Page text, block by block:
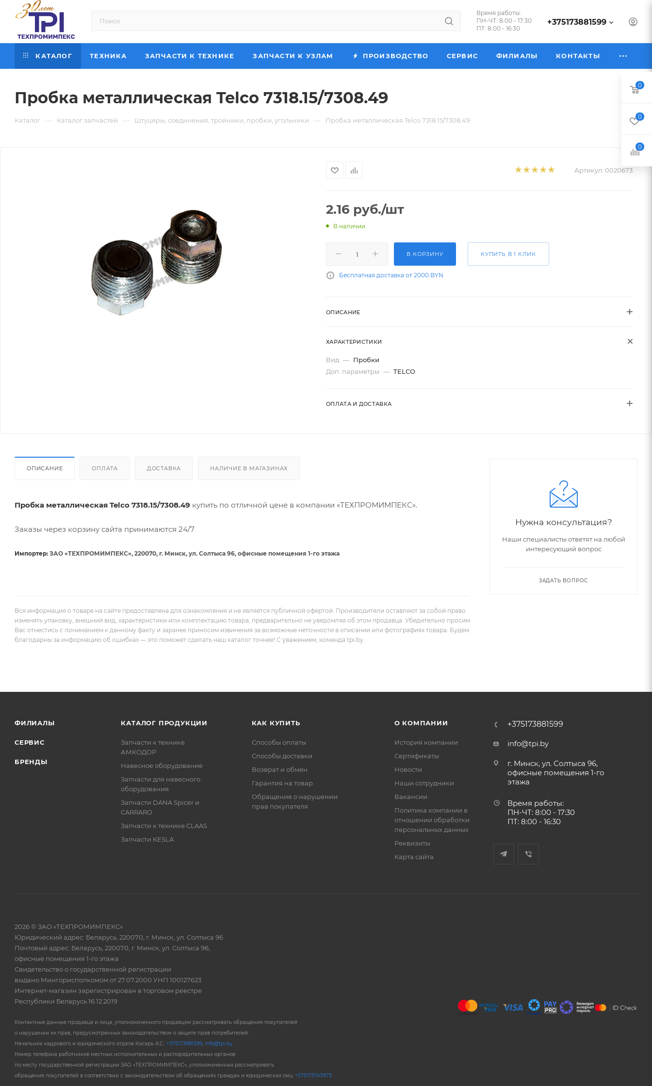
Время работы:
ПН-ЧТ: 8:00 - 17:30
ПТ: 8:00 - 16:30
+375173881599
КАТАЛОГ ТЕХНИКА ЗАПЧАСТИ К ТЕХНИКЕ ЗАПЧАСТИ К УЗЛАМ ПРОИЗВОДСТВО СЕРВИС ФИЛИАЛЫ КОНТАКТЫ
Пробка металлическая Telco 7318.15/7308.49
Каталог — Каталог запчастей — Штуцеры, соединения, тройники, пробки, угольники — Пробка металлическая Telco 7318.15/7308.49
Артикул: 0020673
2.16 руб./шт
В наличии
В КОРЗИНУ КУПИТЬ В 1 КЛИК
Бесплатная доставка от 2000 BYN
ОПИСАНИЕ
ХАРАКТЕРИСТИКИ
Вид — Пробки
Доп. параметры — TELCO
ОПЛАТА И ДОСТАВКА
ОПИСАНИЕ ОПЛАТА ДОСТАВКА НАЛИЧИЕ В МАГАЗИНАХ
Пробка металлическая Telco 7318.15/7308.49 купить по отличной цене в компании «ТЕХПРОМИМПЕКС».
Заказы через корзину сайта принимаются 24/7
Импортер: ЗАО «ТЕХПРОМИМПЕКС», 220070, г. Минск, ул. Солтыса 96, офисные помещения 1-го этажа
Вся информация о товаре на сайте предоставлена для ознакомления и не является публичной офертой. Производители оставляют за собой право
изменять упаковку, внешний вид, характеристики или комплектацию товара, предварительно не уведомляя об этом продавца. Убедительно просим
Вас отнестись с пониманием к данному факту и заранее приносим извинения за возможные неточности в описании или фотографиях товара. Будем
благодарны за информацию об ошибках — это поможет сделать наш каталог точнее! С уважением, команда tpi.by.
Нужна консультация?
Наши специалисты ответят на любой
интересующий вопрос
ЗАДАТЬ ВОПРОС
ФИЛИАЛЫ
СЕРВИС
БРЕНДЫ
КАТАЛОГ ПРОДУКЦИИ
Запчасти к технике
АМКОДОР
Навесное оборудование
Запчасти для навесного
оборудования
Запчасти DANA Spicer и
CARRARO
Запчасти к технике CLAAS
Запчасти KESLA
КАК КУПИТЬ
Способы оплаты
Способы доставки
Возврат и обмен
Гарантия на товар
Обращение о нарушении
прав покупателя
О КОМПАНИИ
История компании
Сертификаты
Новости
Наши сотрудники
Вакансии
Политика компании в
отношении обработки
персональных данных
Реквизиты
Карта сайта
+375173881599
info@tpi.by
г. Минск, ул. Солтыса 96,
офисные помещения 1-го
этажа
Время работы:
ПН-ЧТ: 8:00 - 17:30
ПТ: 8:00 - 16:30
2026 © ЗАО «ТЕХПРОМИМПЕКС»
Юридический адрес: Беларусь, 220070, г. Минск, ул. Солтыса 96
Почтовый адрес: Беларусь, 220070, г. Минск, ул. Солтыса 96,
офисные помещения 1-го этажа
Свидетельство о государственной регистрации
выдано Мингорисполкомом от 27.07.2000 УНП 100127623
Интернет-магазин зарегистрирован в торговом реестре
Республики Беларусь 16.12.2019
Контактные данные продавца и лица, уполномоченного продавцом рассматривать обращения покупателей
о нарушении их прав, предусмотренных законодательством о защите прав потребителей:
Начальник кадрового и юридического отдела Косарь А.С.: +375173881599, info@tpi.by
Номер телефона работников местных исполнительных и распорядительных органов
по месту государственной регистрации ЗАО «ТЕХПРОМИМПЕКС», уполномоченных рассматривать
обращения покупателей в соответствии с законодательством об обращениях граждан и юридических лиц: +375173743973
0
0
0